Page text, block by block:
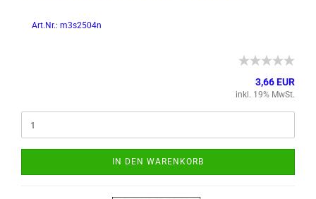
Art.Nr.: m3s2504n
3,66 EUR
inkl. 19% MwSt.
IN DEN WARENKORB